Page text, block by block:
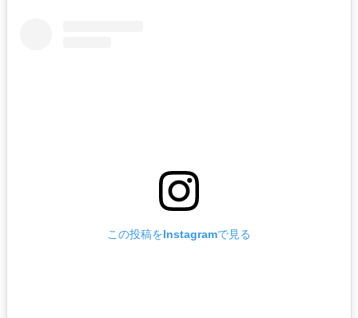
この投稿をInstagramで見る